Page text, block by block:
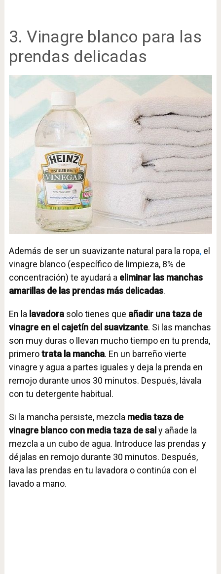
3. Vinagre blanco para las
prendas delicadas
Además de ser un suavizante natural para la ropa,el
vinagre blanco (específico de limpieza, 8% de
concentración) te ayudará a eliminar las manchas
amarillas de las prendas más delicadas.
En la lavadora solo tienes que añadir una taza de
vinagre en el cajetín del suavizante. Si las manchas
son muy duras o llevan mucho tiempo en tu prenda,
primerotrata la mancha. En un barreño vierte
vinagre y agua a partes iguales y deja la prenda en
remojo durante unos 30 minutos. Después, lávala
con tu detergente habitual.
Si la mancha persiste, mezcla media taza de
vinagre blanco con media taza de sal y añade la
mezcla a un cubo de agua. Introduce las prendas y
déjalas en remojo durante 30 minutos. Después,
lava las prendas en tu lavadora o continúa con el
lavado a mano.